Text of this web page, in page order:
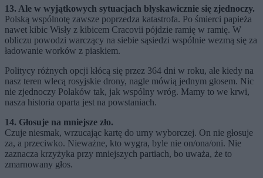
13. Ale w wyjątkowych sytuacjach błyskawicznie się zjednoczy.
Polską wspólnotę zawsze poprzedza katastrofa. Po śmierci papieża
nawet kibic Wisły z kibicem Cracovii pójdzie ramię w ramię. W
obliczu powodzi warczący na siebie sąsiedzi wspólnie wezmą się za
ładowanie worków z piaskiem.
Politycy różnych opcji kłócą się przez 364 dni w roku, ale kiedy na
nasz teren wlecą rosyjskie drony, nagle mówią jednym głosem. Nic
nie zjednoczy Polaków tak, jak wspólny wróg. Mamy to we krwi,
nasza historia oparta jest na powstaniach.
14. Głosuje na mniejsze zło.
Czuje niesmak, wrzucając kartę do urny wyborczej. On nie głosuje
za, a przeciwko. Nieważne, kto wygra, byle nie on/ona/oni. Nie
zaznacza krzyżyka przy mniejszych partiach, bo uważa, że to
zmarnowany głos.